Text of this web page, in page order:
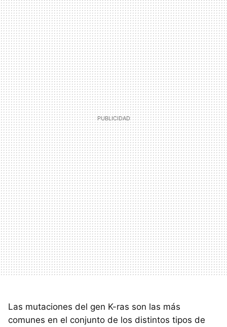
Las mutaciones del gen K-ras son las más
comunes en el conjunto de los distintos tipos de